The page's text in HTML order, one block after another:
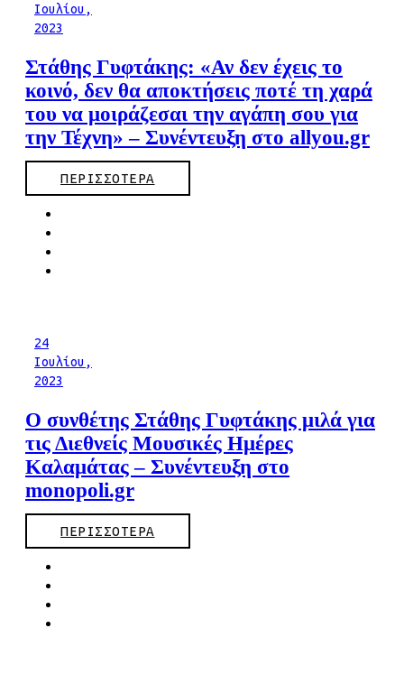
Ιουλίου,
2023
Στάθης Γυφτάκης: «Αν δεν έχεις το
κοινό, δεν θα αποκτήσεις ποτέ τη χαρά
του να μοιράζεσαι την αγάπη σου για
την Τέχνη» – Συνέντευξη στο allyou.gr
ΠΕΡΙΣΣΟΤΕΡΑ
24
Ιουλίου,
2023
O συνθέτης Στάθης Γυφτάκης μιλά για
τις Διεθνείς Μουσικές Ημέρες
Καλαμάτας – Συνέντευξη στο
monopoli.gr
ΠΕΡΙΣΣΟΤΕΡΑ